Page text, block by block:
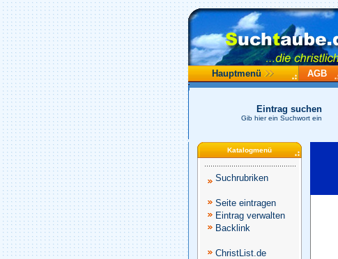
Hauptmenü AGB
Eintrag suchen
Gib hier ein Suchwort ein
Katalogmenü
Suchrubriken
Seite eintragen
Eintrag verwalten
Backlink
ChristList.de